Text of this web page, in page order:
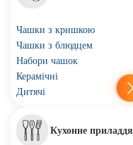
Чашки з кришкою
Чашки з блюдцем
Набори чашок
Керамічні
Дитячі
Кухонне приладдя